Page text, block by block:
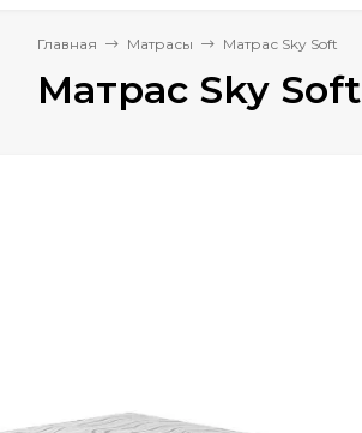
Главная Матрасы Матрас Sky Soft
Матрас Sky Soft